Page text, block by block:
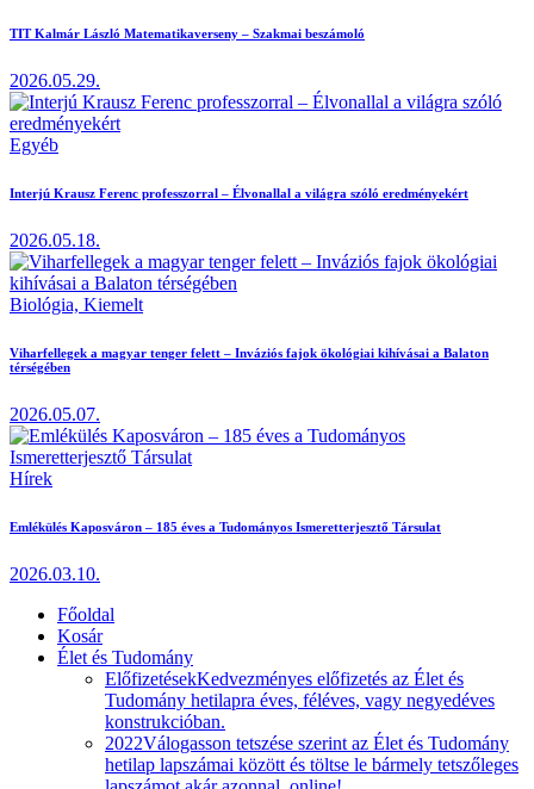
TIT Kalmár László Matematikaverseny – Szakmai beszámoló
2026.05.29.
Egyéb
Interjú Krausz Ferenc professzorral – Élvonallal a világra szóló eredményekért
2026.05.18.
Biológia, Kiemelt
Viharfellegek a magyar tenger felett – Inváziós fajok ökológiai kihívásai a Balaton
térségében
2026.05.07.
Hírek
Emlékülés Kaposváron – 185 éves a Tudományos Ismeretterjesztő Társulat
2026.03.10.
Főoldal
Kosár
Élet és Tudomány
ElőfizetésekKedvezményes előfizetés az Élet és
Tudomány hetilapra éves, féléves, vagy negyedéves
konstrukcióban.
2022Válogasson tetszése szerint az Élet és Tudomány
hetilap lapszámai között és töltse le bármely tetszőleges